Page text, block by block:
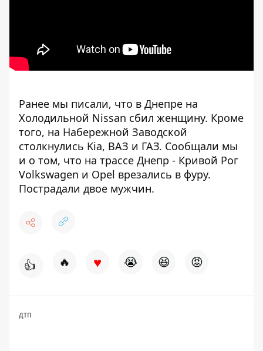
Ранее мы писали, что в Днепре на
Холодильной Nissan сбил женщину. Кроме
того, на Набережной Заводской
столкнулись Kia, ВАЗ и ГАЗ. Сообщали мы
и о том, что на трассе Днепр - Кривой Рог
Volkswagen и Opel врезались в фуру.
Пострадали двое мужчин.
👍 🔥 ♥ 😭 😆 😡
ДТП